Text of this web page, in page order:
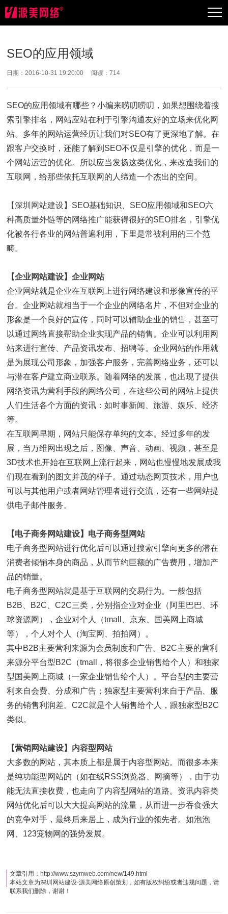
SEO的应用领域
日期：2016-10-31 19:20:00 阅读：714
SEO的应用领域有哪些？小编来唠叨唠叨，如果想围绕着搜
索引擎排名，网站应站在利于引擎沟通友好的立场来优化网
站。多年的网站运营经历让我们对SEO有了更深地了解。在
跟客户交换时，还能了解到SEO不仅是引擎的优化，而是一
个网站运营的优化。所以应当发扬这类优化，来改造我们的
互联网，给那些依托互联网的人缔造一个杰出的空间。
【深圳网站建设 】SEO基础知识、SEO应用领域和SEO六
种高质量外链等的网络推广能获得很好的SEO排名，引擎优
化被各行各业的网站普遍利用，下里是常被利用的三个范
畴。
【企业网站建设】企业网站
企业网站就是企业在互联网上进行网络建设和形像宣传的平
台。企业网站就相当于一个企业的网络名片，不但对企业的
形象是一个良好的宣传，同时可以辅助企业的销售，甚至可
以通过网络直接帮助企业实现产品的销售。企业可以利用网
站来进行宣传、产品资讯发布、招聘等。企业网站的作用就
是为展现公司形象，加强客户服务，完善网络业务，还可以
与潜在客户建立商业联系。随着网络的发展，也出现了提供
网络资讯为营利手段的网络公司，在这些公司的网站上提供
人们生活各个方面的资讯：如时事新闻、旅游、娱乐、经济
等。
在互联网早期，网站只能保存单纯的文本。经过多年的发
展，当万维网出现之后，图像、声音、动画、视频，甚至是
3D技术也开始在互联网上流行起来，网站也慢慢地发展成我
们现在看到的图文并茂的样子。通过动态网页技术，用户也
可以与其他用户或者网站管理者进行交流，还有一些网站提
供电子邮件服务。
【电子商务网站建设】 电子商务型网站
电子商务型网站进行优化后可以通过搜索引擎向更多的潜在
消费者倾销本身的商品，从而节约巨额的广告费用，增加产
品的销量。
电子商务型网站就是基于互联网的交易行为。一般包括
B2B、B2C、C2C三类，分别指企业对企业（阿里巴巴、环
球资源网），企业对个人（tmall、京东、国美网上商城
等），个人对个人（淘宝网、拍拍网）。
其中B2B主要营利来源为会员制度和广告。B2C主要的营利
来源分平台型B2C（tmall，将很多企业销售给个人）和独家
型国美网上商城（一家企业销售给个人）。平台型的主要营
利来自会费、分成和广告；独家型主要营利来自于产品、服
务的销售利润差。C2C就是个人销售给个人，跟独家型B2C
类似。
【营销网站建设】 内容型网站
大多数的网站，其本质上都是属于内容型网站。而很多本来
是纯功能型网站的（如在线RSS浏览器、网摘等），由于功
能无法直接收费，也走向了内容型网站的道路。资讯内容类
网站优化后可以大大提高网站的流量，从而进一步吞食强大
的竞争对手，最终后来居上，成为行业的领先者。如泡泡
网、123宠物网的强势发展。
文章引用： http://www.szymweb.com/new/149.html
本站文章为深圳网站建设·源美网络原创策划，如有版权纠纷或者违规问题，请
联系我们删除，谢谢！